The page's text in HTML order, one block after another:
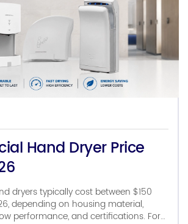
Hand Dryer Price
dryers typically cost between $150
depending on housing material,
performance, and certifications. For